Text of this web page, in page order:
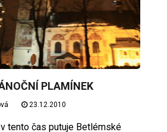
PLAMÍNEK
23.12.2010
tento čas putuje Betlémské